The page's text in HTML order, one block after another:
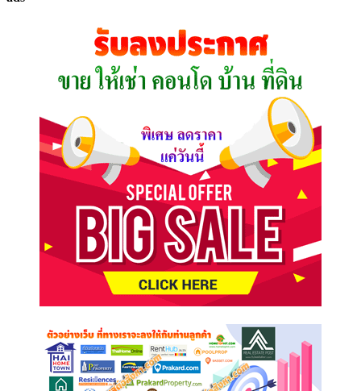
ที่